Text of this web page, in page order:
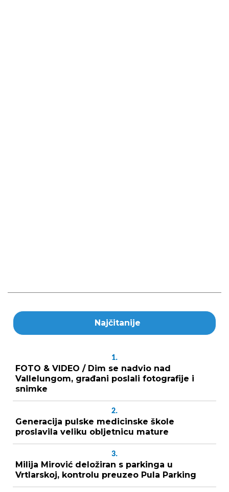
Najčitanije
1.
FOTO & VIDEO / Dim se nadvio nad
Vallelungom, građani poslali fotografije i
snimke
2.
Generacija pulske medicinske škole
proslavila veliku obljetnicu mature
3.
Milija Mirović deložiran s parkinga u
Vrtlarskoj, kontrolu preuzeo Pula Parking